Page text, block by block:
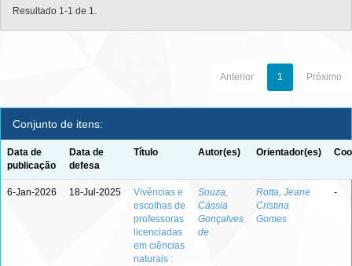
Resultado 1-1 de 1.
Anterior 1 Próximo
Conjunto de itens:
Data de
publicação
Data de
defesa
Título Autor(es) Orientador(es)
6-Jan-2026 18-Jul-2025
Vivências e
escolhas de
professoras
licenciadas
em ciências
naturais :
Souza,
Cássia
Gonçalves
de
Rotta, Jeane
Cristina
Gomes
-